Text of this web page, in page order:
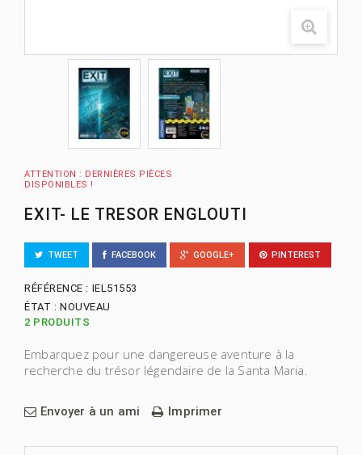
ATTENTION : DERNIÈRES PIÈCES
DISPONIBLES !
EXIT- LE TRESOR ENGLOUTI
TWEET FACEBOOK GOOGLE+ PINTEREST
RÉFÉRENCE : IEL51553
ÉTAT : NOUVEAU
2 PRODUITS
Embarquez pour une dangereuse aventure à la
recherche du trésor légendaire de la Santa Maria.
Envoyer à un ami Imprimer